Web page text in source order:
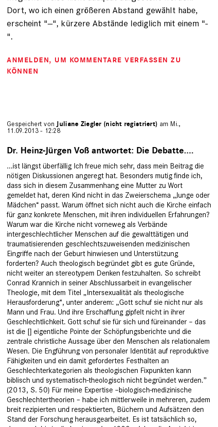
Dort, wo ich einen größeren Abstand gewählt habe,
erscheint "--", kürzere Abstände lediglich mit einem "-
".
ANMELDEN, UM KOMMENTARE VERFASSEN ZU
KÖNNEN
Gespeichert von Juliane Ziegler (nicht registriert) am Mi.,
11.09.2013 - 12:28
Dr. Heinz-Jürgen Voß antwortet: Die Debatte....
...ist längst überfällig Ich freue mich sehr, dass mein Beitrag die
nötigen Diskussionen angeregt hat. Besonders mutig finde ich,
dass sich in diesem Zusammenhang eine Mutter zu Wort
gemeldet hat, deren Kind nicht in das Zweierschema „Junge oder
Mädchen“ passt. Warum öffnet sich nicht auch die Kirche einfach
für ganz konkrete Menschen, mit ihren individuellen Erfahrungen?
Warum war die Kirche nicht vorneweg als Verbände
intergeschlechtlicher Menschen auf die gewalttätigen und
traumatisierenden geschlechtszuweisenden medizinischen
Eingriffe nach der Geburt hinwiesen und Unterstützung
forderten? Auch theologisch begründet gibt es gute Gründe,
nicht weiter an stereotypem Denken festzuhalten. So schreibt
Conrad Krannich in seiner Abschlussarbeit in evangelischer
Theologie, mit dem Titel „Intersexualität als theologische
Herausforderung“, unter anderem: „Gott schuf sie nicht nur als
Mann und Frau. Und ihre Erschaffung gipfelt nicht in ihrer
Geschlechtlichkeit. Gott schuf sie für sich und füreinander – das
ist die [] eigentliche Pointe der Schöpfungsberichte und die
zentrale christliche Aussage über den Menschen als relationalem
Wesen. Die Engführung von personaler Identität auf reproduktive
Fähigkeiten und ein damit gefordertes Festhalten an
Geschlechterkategorien als theologischen Fixpunkten kann
biblisch und systematisch-theologisch nicht begründet werden.”
(2013, S. 50) Für meine Expertise –biologisch-medizinische
Geschlechtertheorien – habe ich mittlerweile in mehreren, zudem
breit rezipierten und respektierten, Büchern und Aufsätzen den
Stand der Forschung herausgearbeitet. Es ist tatsächlich so,